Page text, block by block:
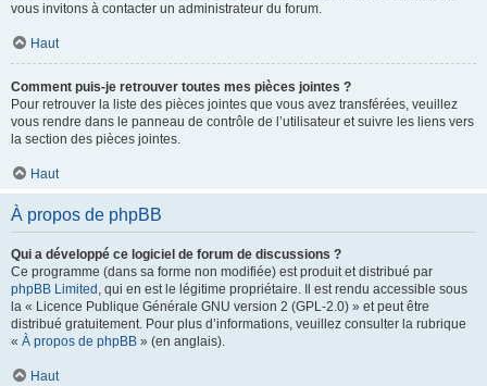
vous invitons à contacter un administrateur du forum.
Haut
Comment puis-je retrouver toutes mes pièces jointes ?
Pour retrouver la liste des pièces jointes que vous avez transférées, veuillez
vous rendre dans le panneau de contrôle de l’utilisateur et suivre les liens vers
la section des pièces jointes.
Haut
À propos de phpBB
Qui a développé ce logiciel de forum de discussions ?
Ce programme (dans sa forme non modifiée) est produit et distribué par
phpBB Limited , qui en est le légitime propriétaire. Il est rendu accessible sous
la « Licence Publique Générale GNU version 2 (GPL-2.0) » et peut être
distribué gratuitement. Pour plus d’informations, veuillez consulter la rubrique
« À propos de phpBB » (en anglais).
Haut